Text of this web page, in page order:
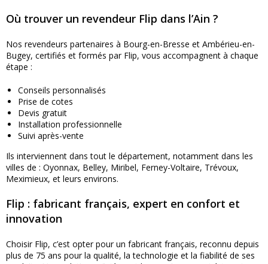
Où trouver un revendeur Flip dans l’Ain ?
Nos revendeurs partenaires à Bourg-en-Bresse et Ambérieu-en-
Bugey, certifiés et formés par Flip, vous accompagnent à chaque
étape :
Conseils personnalisés
Prise de cotes
Devis gratuit
Installation professionnelle
Suivi après-vente
Ils interviennent dans tout le département, notamment dans les
villes de : Oyonnax, Belley, Miribel, Ferney-Voltaire, Trévoux,
Meximieux, et leurs environs.
Flip : fabricant français, expert en confort et
innovation
Choisir Flip, c’est opter pour un fabricant français, reconnu depuis
plus de 75 ans pour la qualité, la technologie et la fiabilité de ses